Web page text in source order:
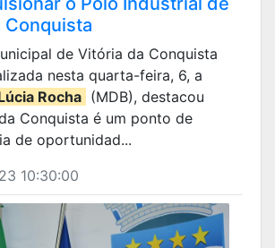
de Vitória da Conquista
nesta quarta-feira, 6, a
Rocha (MDB), destacou
Conquista é um ponto de
de oportunidad...
10:30:00